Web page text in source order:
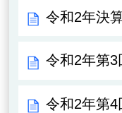
令和2年決
令和2年第
令和2年第4